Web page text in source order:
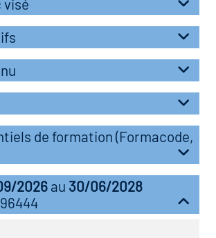
et
ou
en
sanitaire
visé
de formation (Formacode,
2026au 30/06/2028